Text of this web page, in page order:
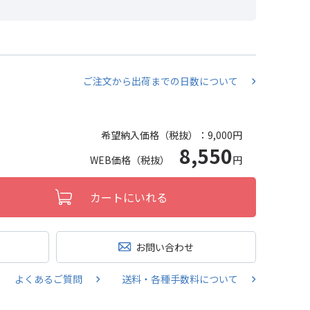
ご注文から出荷までの日数について
希望納入価格（税抜）： 9,000円
WEB価格（税抜） 8,550円
カートにいれる
お問い合わせ
よくあるご質問 送料・各種手数料について